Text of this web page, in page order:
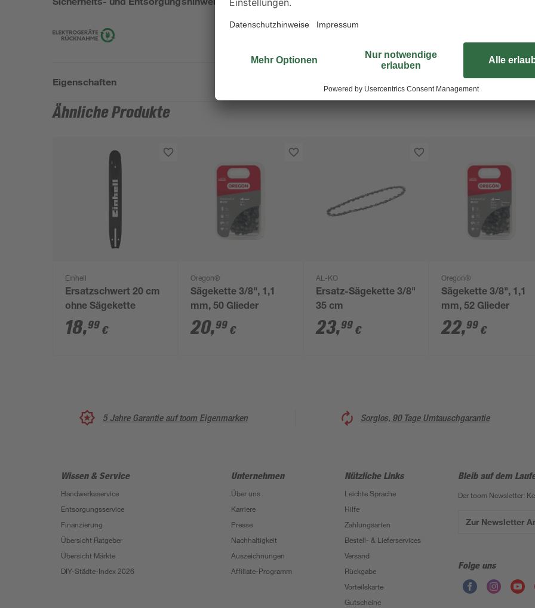
Eigenschaften
Ähnliche Produkte
Einhell
Ersatzschwert 20 cm
ohne Sägekette
18,99 €
Oregon®
Sägekette 3/8", 1,1
mm, 50 Glieder
20,99 €
AL-KO
Ersatz-Sägekette 3/8"
35 cm
23,99 €
Oregon®
Sägekette 3/8", 1,1
mm, 52 Glieder
22,99 €
5 Jahre Garantie auf toom Eigenmarken Sorglos, 90 Tage Umtauschgarantie
Wissen & Service
Handwerksservice
Entsorgungsservice
Finanzierung
Übersicht Ratgeber
Übersicht Märkte
DIY-Städte-Index 2026
Unternehmen
Über uns
Karriere
Presse
Nachhaltigkeit
Auszeichnungen
Affiliate-Programm
Nützliche Links
Leichte Sprache
Hilfe
Zahlungsarten
Bestell- & Lieferservices
Versand
Rückgabe
Vorteilskarte
Gutscheine
Bleib auf dem
Der toom Newsletter:
Zur Newsletter
Folge uns